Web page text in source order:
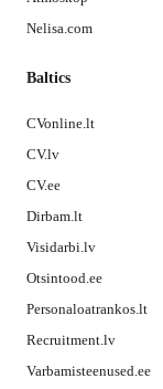
Nelisa.com
Baltics
CVonline.lt
CV.lv
CV.ee
Dirbam.lt
Visidarbi.lv
Otsintood.ee
Personaloatrankos.lt
Recruitment.lv
Varbamisteenused.ee